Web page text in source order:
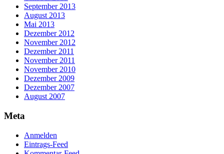
September 2013
August 2013
Mai 2013
Dezember 2012
November 2012
Dezember 2011
November 2011
November 2010
Dezember 2009
Dezember 2007
August 2007
Meta
Anmelden
Eintrags-Feed